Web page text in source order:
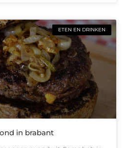
ETEN EN DRINKEN
in brabant